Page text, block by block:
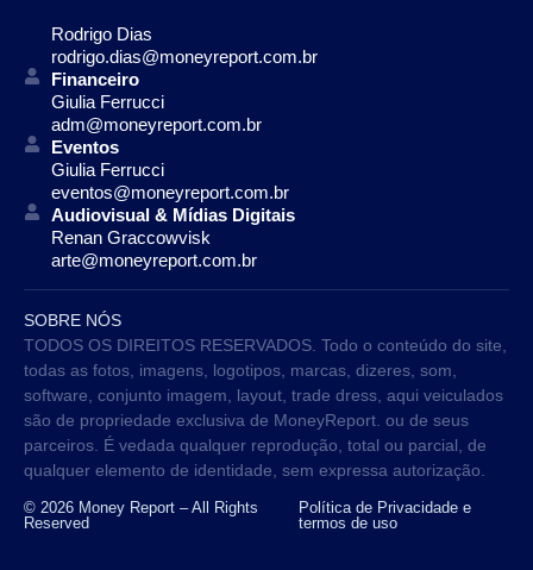
Rodrigo Dias
rodrigo.dias@moneyreport.com.br
Financeiro
Giulia Ferrucci
adm@moneyreport.com.br
Eventos
Giulia Ferrucci
eventos@moneyreport.com.br
Audiovisual & Mídias Digitais
Renan Graccowvisk
arte@moneyreport.com.br
SOBRE NÓS
TODOS OS DIREITOS RESERVADOS. Todo o conteúdo do site,
todas as fotos, imagens, logotipos, marcas, dizeres, som,
software, conjunto imagem, layout, trade dress, aqui veiculados
são de propriedade exclusiva de MoneyReport. ou de seus
parceiros. É vedada qualquer reprodução, total ou parcial, de
qualquer elemento de identidade, sem expressa autorização.
© 2026 Money Report – All Rights
Reserved
Política de Privacidade e
termos de uso